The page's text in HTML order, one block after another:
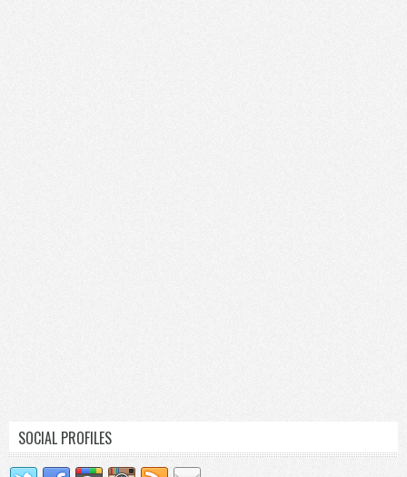
SOCIAL PROFILES